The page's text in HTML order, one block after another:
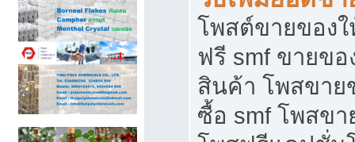
โพสต์ขายของ
ฟรี smf ขายข
สินค้า โพสขาย
ซื้อ smf โพสข